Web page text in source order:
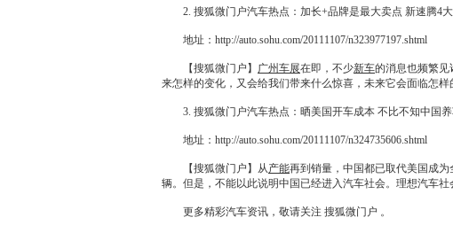
2. 搜狐微门户汽车热点：加长+品牌是最大卖点 新速腾4
地址：http://auto.sohu.com/20111107/n323977197.shtml
【搜狐微门户】 广州车展在即，不少新车的消息也频繁见
来怎样的变化，又会给我们带来什么惊喜，未来它会面临怎
3. 搜狐微门户汽车热点：晒美国开车成本 不比不知中国养
地址：http://auto.sohu.com/20111107/n324735606.shtml
【搜狐微门户】从产能再到销量，中国都已取代美国成
辆。但是，不能以此说明中国已经进入汽车社会。理想汽车
更多精彩汽车资讯，敬请关注 搜狐微门户 。